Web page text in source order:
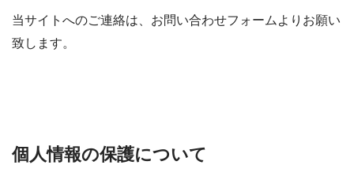
当サイトへのご連絡は、お問い合わせフォームよりお願い
致します。
個人情報の保護について